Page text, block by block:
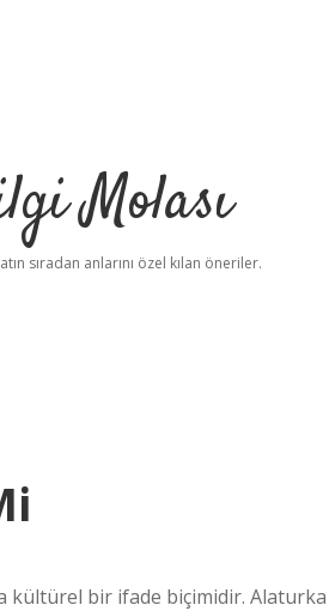
Molası
sıradan anlarını özel kılan öneriler.
kültürel bir ifade biçimidir. Alaturka